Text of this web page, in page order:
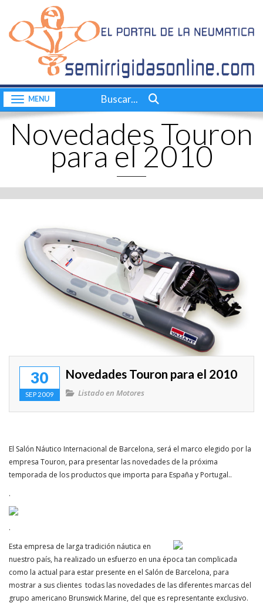
Inicio
CONTACTO
Quiénes somos
Consultas a bordo
Videos
Actualidad
Nuestras pruebas
Motores
Dossier
Consultas a bordo
Enlaces de interés
Competicion
Rincon del lector
Mitos y Mariner@s
Buscar...
Toggle navigation
Novedades Touron
para el 2010
30
SEP 2009
Novedades Touron para el 2010
Listado enMotores
El Salón Náutico Internacional de Barcelona, será el marco elegido por la
empresa Touron, para presentar las novedades de la próxima
temporada de los productos que importa para España y Portugal..
.
.
Esta empresa de larga tradición náutica en
nuestro país, ha realizado un esfuerzo en una época tan complicada
como la actual para estar presente en el Salón de Barcelona, para
mostrar a sus clientes todas las novedades de las diferentes marcas del
grupo americano Brunswick Marine, del que es representante exclusivo.